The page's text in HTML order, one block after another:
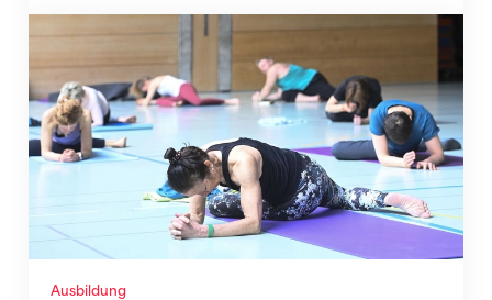
Ausbildung
Kurse Erwachsenensport